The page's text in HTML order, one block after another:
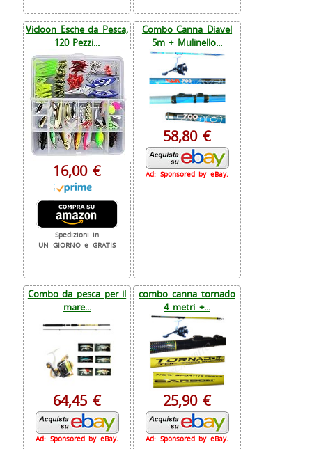
Vicloon Esche da Pesca,
120 Pezzi...
16,00 €
Spedizioni in
UN GIORNO e GRATIS
Combo Canna Diavel
5m + Mulinello...
58,80 €
Ad: Sponsored by eBay.
Combo da pesca per il
mare...
64,45 €
Ad: Sponsored by eBay.
combo canna tornado
4 metri +...
25,90 €
Ad: Sponsored by eBay.